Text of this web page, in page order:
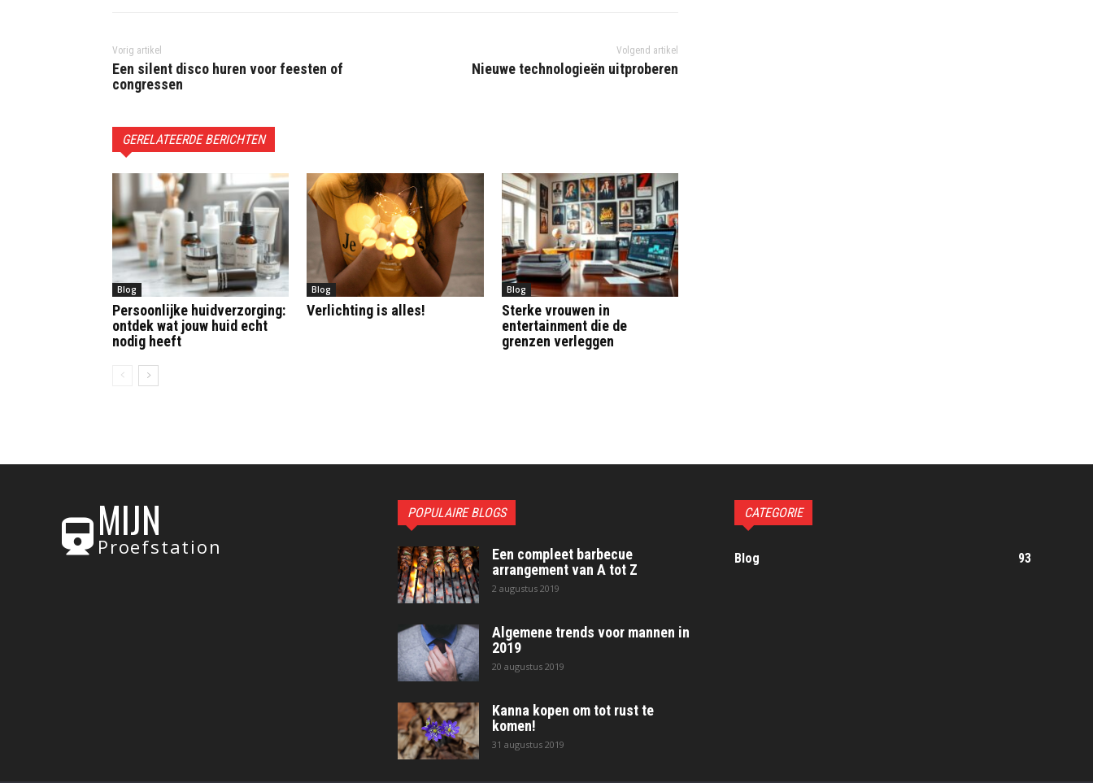
Vorig artikel
Een silent disco huren voor feesten of
congressen
Volgend artikel
Nieuwe technologieën uitproberen
GERELATEERDE BERICHTEN
Blog
Persoonlijke huidverzorging:
ontdek wat jouw huid echt
nodig heeft
Blog
Verlichting is alles!
Blog
Sterke vrouwen in
entertainment die de
grenzen verleggen
MIJN
Proefstation
POPULAIRE BLOGS
Een compleet barbecue
arrangement van A tot Z
2 augustus 2019
Algemene trends voor mannen in
2019
20 augustus 2019
Kanna kopen om tot rust te
komen!
31 augustus 2019
CATEGORIE
Blog 93